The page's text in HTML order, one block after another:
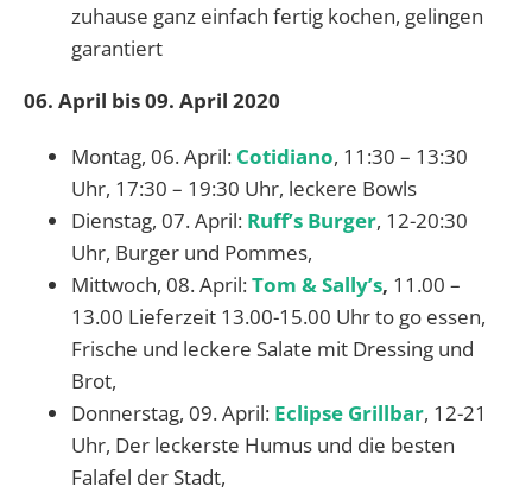
zuhause ganz einfach fertig kochen, gelingen
garantiert
06. April bis 09. April 2020
Montag, 06. April: Cotidiano, 11:30 – 13:30
Uhr, 17:30 – 19:30 Uhr, leckere Bowls
Dienstag, 07. April: Ruff’s Burger, 12-20:30
Uhr, Burger und Pommes,
Mittwoch, 08. April:Tom & Sally’s, 11.00 –
13.00 Lieferzeit 13.00-15.00 Uhr to go essen,
Frische und leckere Salate mit Dressing und
Brot,
Donnerstag, 09. April: Eclipse Grillbar, 12-21
Uhr, Der leckerste Humus und die besten
Falafel der Stadt,